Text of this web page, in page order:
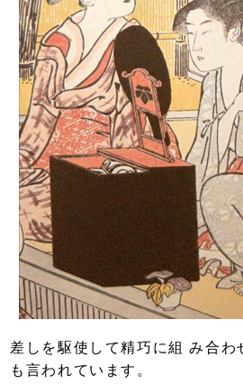
差しを駆使して精巧に組 み合わ
も言われています。